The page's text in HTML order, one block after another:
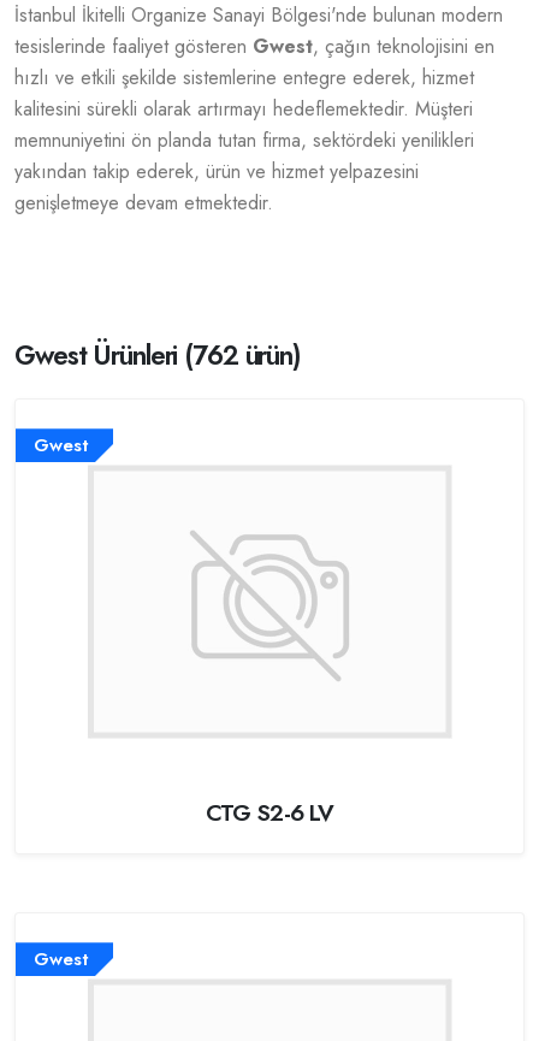
İstanbul İkitelli Organize Sanayi Bölgesi'nde bulunan modern
tesislerinde faaliyet gösteren Gwest, çağın teknolojisini en
hızlı ve etkili şekilde sistemlerine entegre ederek, hizmet
kalitesini sürekli olarak artırmayı hedeflemektedir. Müşteri
memnuniyetini ön planda tutan firma, sektördeki yenilikleri
yakından takip ederek, ürün ve hizmet yelpazesini
genişletmeye devam etmektedir.
Gwest Ürünleri (762 ürün)
Gwest
CTG S2-6 LV
Gwest